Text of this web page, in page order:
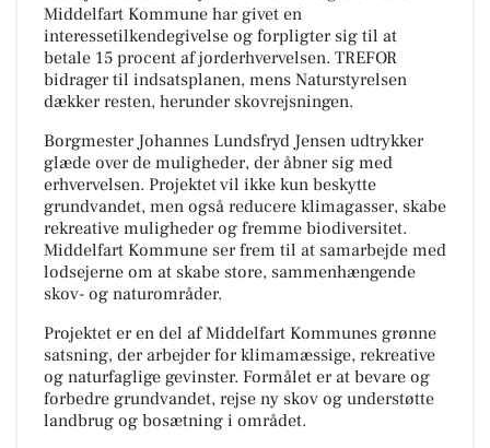
Middelfart Kommune har givet en
interessetilkendegivelse og forpligter sig til at
betale 15 procent af jorderhvervelsen. TREFOR
bidrager til indsatsplanen, mens Naturstyrelsen
dækker resten, herunder skovrejsningen.
Borgmester Johannes Lundsfryd Jensen udtrykker
glæde over de muligheder, der åbner sig med
erhvervelsen. Projektet vil ikke kun beskytte
grundvandet, men også reducere klimagasser, skabe
rekreative muligheder og fremme biodiversitet.
Middelfart Kommune ser frem til at samarbejde med
lodsejerne om at skabe store, sammenhængende
skov- og naturområder.
Projektet er en del af Middelfart Kommunes grønne
satsning, der arbejder for klimamæssige, rekreative
og naturfaglige gevinster. Formålet er at bevare og
forbedre grundvandet, rejse ny skov og understøtte
landbrug og bosætning i området.